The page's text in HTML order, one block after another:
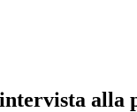
alla